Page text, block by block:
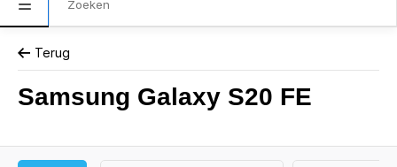
Terug
Samsung Galaxy S20 FE